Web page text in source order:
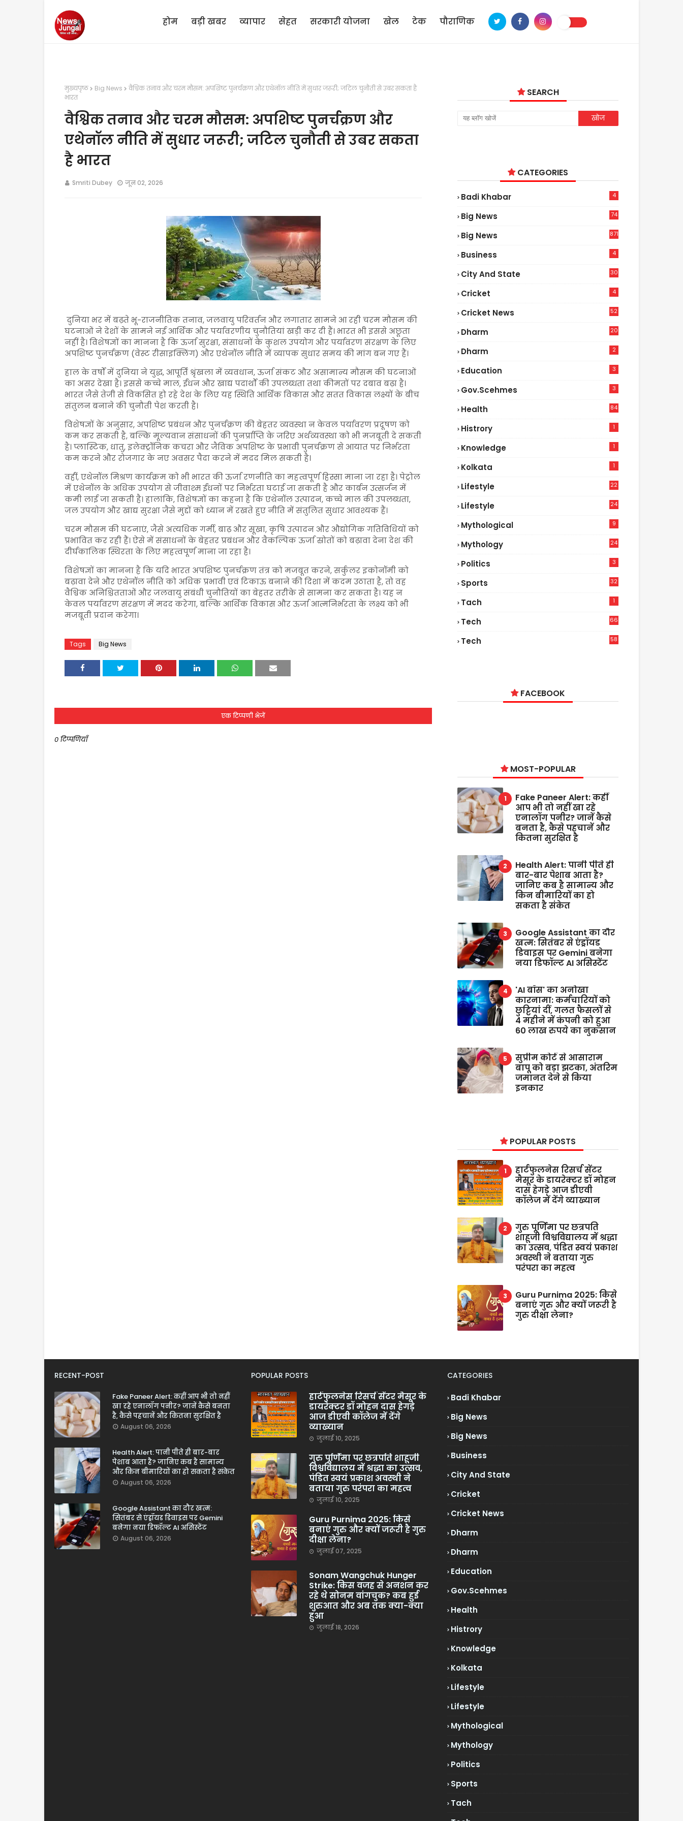
होम बड़ी खबर व्यापार सेहत सरकारी योजना खेल टेक पौराणिक
मुख्यपृष्ठ Big News
वैश्विक तनाव और चरम मौसम: अपशिष्ट पुनर्चक्रण और एथेनॉल नीति में सुधार जरूरी; जटिल चुनौती से उबर सकता है
भारत
वैश्विक तनाव और चरम मौसम: अपशिष्ट पुनर्चक्रण और
एथेनॉल नीति में सुधार जरूरी; जटिल चुनौती से उबर सकता
है भारत
Smriti Dubey जून 02, 2026
दुनिया भर में बढ़ते भू-राजनीतिक तनाव, जलवायु परिवर्तन और लगातार सामने आ रही चरम मौसम की
घटनाओं ने देशों के सामने नई आर्थिक और पर्यावरणीय चुनौतियां खड़ी कर दी हैं। भारत भी इससे अछूता
नहीं है। विशेषज्ञों का मानना है कि ऊर्जा सुरक्षा, संसाधनों के कुशल उपयोग और पर्यावरण संरक्षण के लिए
अपशिष्ट पुनर्चक्रण (वेस्ट रीसाइक्लिंग) और एथेनॉल नीति में व्यापक सुधार समय की मांग बन गए हैं।
हाल के वर्षों में दुनिया ने युद्ध, आपूर्ति श्रृंखला में व्यवधान, ऊर्जा संकट और असामान्य मौसम की घटनाओं
का असर देखा है। इससे कच्चे माल, ईंधन और खाद्य पदार्थों की उपलब्धता तथा कीमतों पर दबाव बढ़ा है।
भारत जैसे तेजी से विकसित हो रहे देश के लिए यह स्थिति आर्थिक विकास और सतत विकास लक्ष्यों के बीच
संतुलन बनाने की चुनौती पेश करती है।
विशेषज्ञों के अनुसार, अपशिष्ट प्रबंधन और पुनर्चक्रण की बेहतर व्यवस्था न केवल पर्यावरण प्रदूषण को
कम कर सकती है, बल्कि मूल्यवान संसाधनों की पुनर्प्राप्ति के जरिए अर्थव्यवस्था को भी मजबूती दे सकती
है। प्लास्टिक, धातु, इलेक्ट्रॉनिक कचरा और जैविक अपशिष्ट के प्रभावी पुनर्चक्रण से आयात पर निर्भरता
कम करने और रोजगार के नए अवसर पैदा करने में मदद मिल सकती है।
वहीं, एथेनॉल मिश्रण कार्यक्रम को भी भारत की ऊर्जा रणनीति का महत्वपूर्ण हिस्सा माना जा रहा है। पेट्रोल
में एथेनॉल के अधिक उपयोग से जीवाश्म ईंधनों पर निर्भरता घटाई जा सकती है और कार्बन उत्सर्जन में
कमी लाई जा सकती है। हालांकि, विशेषज्ञों का कहना है कि एथेनॉल उत्पादन, कच्चे माल की उपलब्धता,
जल उपयोग और खाद्य सुरक्षा जैसे मुद्दों को ध्यान में रखते हुए नीति में संतुलित सुधार आवश्यक हैं।
चरम मौसम की घटनाएं, जैसे अत्यधिक गर्मी, बाढ़ और सूखा, कृषि उत्पादन और औद्योगिक गतिविधियों को
प्रभावित कर रही हैं। ऐसे में संसाधनों के बेहतर प्रबंधन और वैकल्पिक ऊर्जा स्रोतों को बढ़ावा देना देश की
दीर्घकालिक स्थिरता के लिए महत्वपूर्ण माना जा रहा है।
विशेषज्ञों का मानना है कि यदि भारत अपशिष्ट पुनर्चक्रण तंत्र को मजबूत करने, सर्कुलर इकोनॉमी को
बढ़ावा देने और एथेनॉल नीति को अधिक प्रभावी एवं टिकाऊ बनाने की दिशा में कदम उठाता है, तो वह
वैश्विक अनिश्चितताओं और जलवायु संबंधी चुनौतियों का बेहतर तरीके से सामना कर सकता है। यह न
केवल पर्यावरण संरक्षण में मदद करेगा, बल्कि आर्थिक विकास और ऊर्जा आत्मनिर्भरता के लक्ष्य को भी
मजबूती प्रदान करेगा।
Tags Big News
एक टिप्पणी भेजें
0 टिप्पणियाँ
SEARCH
CATEGORIES
Badi Khabar 4
Big News
74
Big News 871
Business 4
City And State 30
Cricket 4
Cricket News
52
Dharm 20
Dharm 2
Education 3
Gov.scehmes 3
Health
84
Histrory 1
Knowledge 1
Kolkata 1
Lifestyle
22
Lifestyle
24
Mythological 9
Mythology 24
Politics 3
Sports 32
Tach 1
Tech
66
Tech
58
FACEBOOK
MOST-POPULAR
Fake Paneer Alert: कहीं
आप भी तो नहीं खा रहे
एनालॉग पनीर? जानें कैसे
बनता है, कैसे पहचानें और
कितना सुरक्षित है
Health Alert: पानी पीते ही
बार-बार पेशाब आता है?
जानिए कब है सामान्य और
किन बीमारियों का हो
सकता है संकेत
Google Assistant का दौर
खत्म: सितंबर से एंड्रॉयड
डिवाइस पर Gemini बनेगा
नया डिफॉल्ट AI असिस्टेंट
'AI बॉस' का अनोखा
कारनामा: कर्मचारियों को
छुट्टियां दीं, गलत फैसलों से
4 महीने में कंपनी को हुआ
60 लाख रुपये का नुकसान
सुप्रीम कोर्ट से आसाराम
बापू को बड़ा झटका, अंतरिम
जमानत देने से किया
इनकार
POPULAR POSTS
हार्टफुलनेस रिसर्च सेंटर
मैसूर के डायरेक्टर डॉ मोहन
दास हेगड़े आज डीएवी
कॉलेज में देंगे व्याख्यान
गुरु पूर्णिमा पर छत्रपति
शाहूजी विश्वविद्यालय में श्रद्धा
का उत्सव, पंडित स्वयं प्रकाश
अवस्थी ने बताया गुरु
परंपरा का महत्व
Guru Purnima 2025: किसे
बनाएं गुरु और क्यों जरूरी है
गुरु दीक्षा लेना?
RECENT-POST
Fake Paneer Alert: कहीं आप भी तो नहीं
खा रहे एनालॉग पनीर? जानें कैसे बनता
है, कैसे पहचानें और कितना सुरक्षित है
August 06, 2026
Health Alert: पानी पीते ही बार-बार
पेशाब आता है? जानिए कब है सामान्य
और किन बीमारियों का हो सकता है संकेत
August 06, 2026
Google Assistant का दौर खत्म:
सितंबर से एंड्रॉयड डिवाइस पर Gemini
बनेगा नया डिफॉल्ट AI असिस्टेंट
August 06, 2026
POPULAR POSTS
हार्टफुलनेस रिसर्च सेंटर मैसूर के
डायरेक्टर डॉ मोहन दास हेगड़े
आज डीएवी कॉलेज में देंगे
व्याख्यान
जुलाई 10, 2025
गुरु पूर्णिमा पर छत्रपति शाहूजी
विश्वविद्यालय में श्रद्धा का उत्सव,
पंडित स्वयं प्रकाश अवस्थी ने
बताया गुरु परंपरा का महत्व
जुलाई 10, 2025
Guru Purnima 2025: किसे
बनाएं गुरु और क्यों जरूरी है गुरु
दीक्षा लेना?
जुलाई 07, 2025
Sonam Wangchuk Hunger
Strike: किस वजह से अनशन कर
रहे थे सोनम वांगचुक? कब हुई
शुरुआत और अब तक क्या-क्या
हुआ
जुलाई 18, 2026
CATEGORIES
Badi Khabar
Big News
Big News
Business
City And State
Cricket
Cricket News
Dharm
Dharm
Education
Gov.scehmes
Health
Histrory
Knowledge
Kolkata
Lifestyle
Lifestyle
Mythological
Mythology
Politics
Sports
Tach